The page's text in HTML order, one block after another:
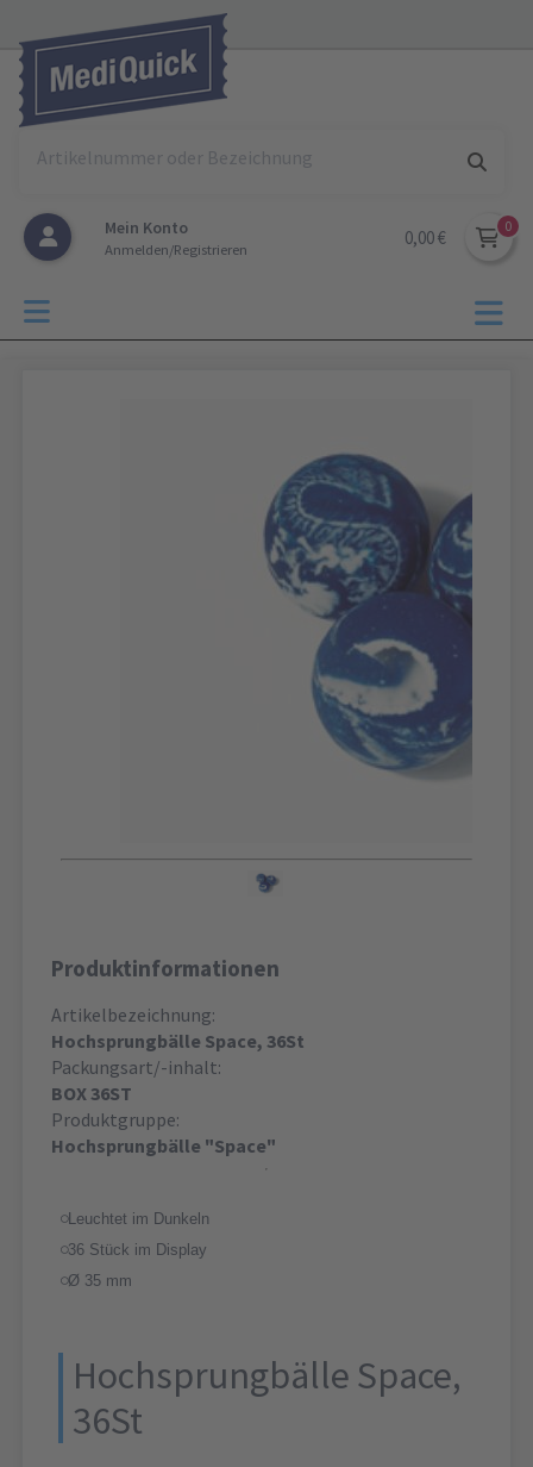
Mein Konto
Anmelden/Registrieren
0,00 €
Produktinformationen
Artikelbezeichnung:
Hochsprungbälle Space, 36St
Packungsart/-inhalt:
BOX 36ST
Produktgruppe:
Hochsprungbälle "Space"
Leuchtet im Dunkeln
36 Stück im Display
Ø 35 mm
Hochsprungbälle Space,
36St